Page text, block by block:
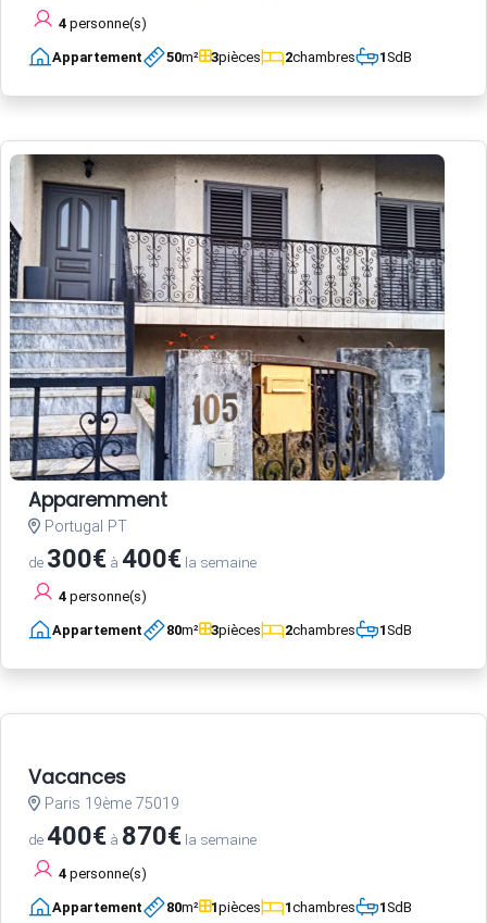
4 personne(s)
Appartement 50m² 3pièces 2chambres 1SdB
Apparemment
Portugal PT
de 300€ à 400€ la semaine
4 personne(s)
Appartement 80m² 3pièces 2chambres 1SdB
Vacances
Paris 19ème 75019
de400€ à 870€ la semaine
4 personne(s)
Appartement 80m² 1pièces 1chambres 1SdB